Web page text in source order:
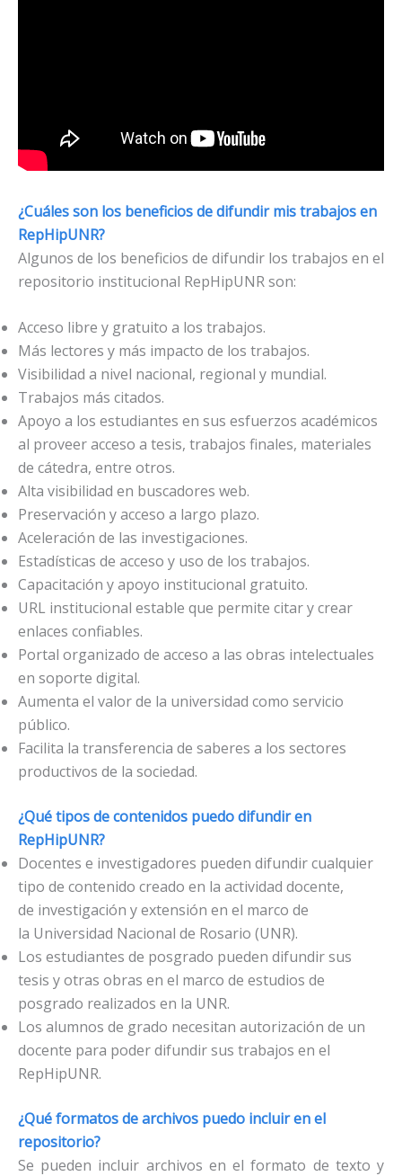
¿Cuáles son los beneficios de difundir mis trabajos en
RepHipUNR?
Algunos de los beneficios de difundir los trabajos en el
repositorio institucional RepHipUNR son:
Acceso libre y gratuito a los trabajos.
Más lectores y más impacto de los trabajos.
Visibilidad a nivel nacional, regional y mundial.
Trabajos más citados.
Apoyo a los estudiantes en sus esfuerzos académicos
al proveer acceso a tesis, trabajos finales, materiales
de cátedra, entre otros.
Alta visibilidad en buscadores web.
Preservación y acceso a largo plazo.
Aceleración de las investigaciones.
Estadísticas de acceso y uso de los trabajos.
Capacitación y apoyo institucional gratuito.
URL institucional estable que permite citar y crear
enlaces confiables.
Portal organizado de acceso a las obras intelectuales
en soporte digital.
Aumenta el valor de la universidad como servicio
público.
Facilita la transferencia de saberes a los sectores
productivos de la sociedad.
¿Qué tipos de contenidos puedo difundir en
RepHipUNR?
Docentes e investigadores pueden difundir cualquier
tipo de contenido creado en la actividad docente,
de investigación y extensión en el marco de
la Universidad Nacional de Rosario (UNR).
Los estudiantes de posgrado pueden difundir sus
tesis y otras obras en el marco de estudios de
posgrado realizados en la UNR.
Los alumnos de grado necesitan autorización de un
docente para poder difundir sus trabajos en el
RepHipUNR.
¿Qué formatos de archivos puedo incluir en el
repositorio?
Se pueden incluir archivos en el formato de texto y